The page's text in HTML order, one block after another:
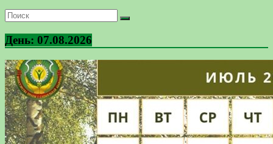
День: 07.08.2026